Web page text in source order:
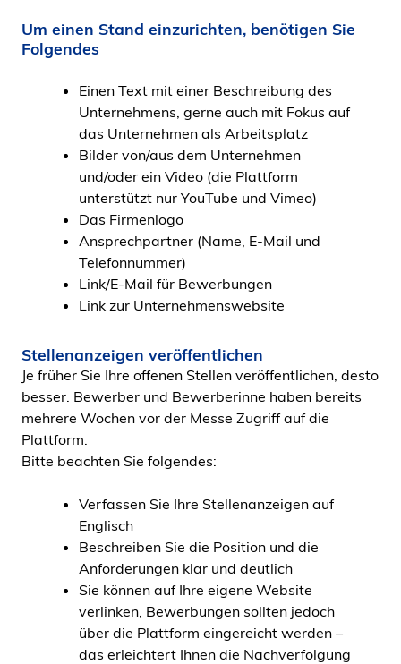
Um einen Stand einzurichten, benötigen Sie
Folgendes
Einen Text mit einer Beschreibung des
Unternehmens, gerne auch mit Fokus auf
das Unternehmen als Arbeitsplatz
Bilder von/aus dem Unternehmen
und/oder ein Video (die Plattform
unterstützt nur YouTube und Vimeo)
Das Firmenlogo
Ansprechpartner (Name, E-Mail und
Telefonnummer)
Link/E-Mail für Bewerbungen
Link zur Unternehmenswebsite
Stellenanzeigen veröffentlichen
Je früher Sie Ihre offenen Stellen veröffentlichen, desto
besser. Bewerber und Bewerberinne haben bereits
mehrere Wochen vor der Messe Zugriff auf die
Plattform.
Bitte beachten Sie folgendes:
Verfassen Sie Ihre Stellenanzeigen auf
Englisch
Beschreiben Sie die Position und die
Anforderungen klar und deutlich
Sie können auf Ihre eigene Website
verlinken, Bewerbungen sollten jedoch
über die Plattform eingereicht werden –
das erleichtert Ihnen die Nachverfolgung